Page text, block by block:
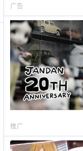
广告
推广